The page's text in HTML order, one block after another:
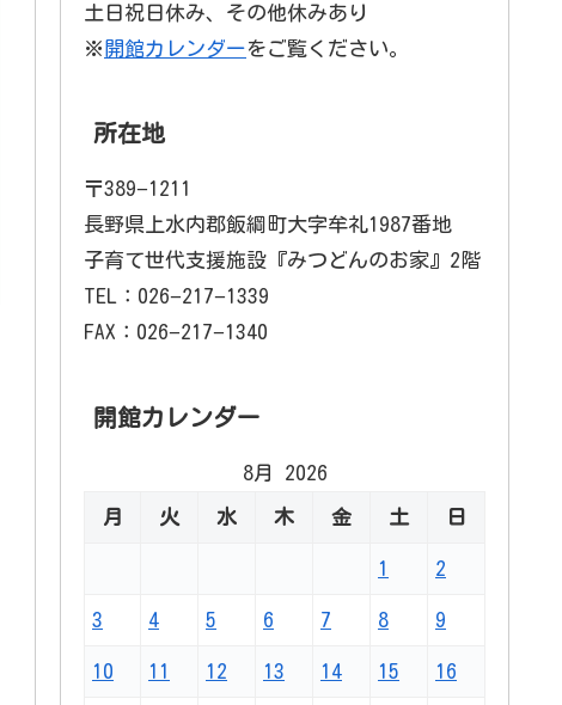
土日祝日休み、その他休みあり
※ 開館カレンダーをご覧ください。
所在地
〒389−1211
長野県上水内郡飯綱町大字牟礼1987番地
子育て世代支援施設『みつどんのお家』2階
TEL：026−217−1339
FAX：026−217−1340
開館カレンダー
8月 2026
月 火 水 木 金 土 日
1 2
3 4 5 6 7 8 9
10 11 12 13 14 15 16